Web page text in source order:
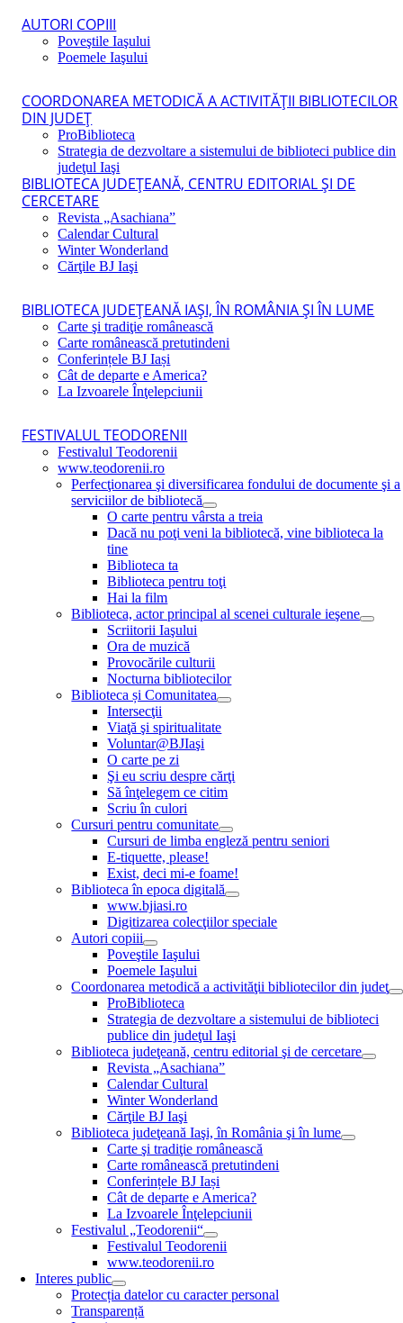
AUTORI COPIII
Poveştile Iaşului
Poemele Iaşului
COORDONAREA METODICĂ A ACTIVITĂŢII BIBLIOTECILOR
DIN JUDEŢ
ProBiblioteca
Strategia de dezvoltare a sistemului de biblioteci publice din
judeţul Iaşi
BIBLIOTECA JUDEŢEANĂ, CENTRU EDITORIAL ŞI DE
CERCETARE
Revista „Asachiana”
Calendar Cultural
Winter Wonderland
Cărţile BJ Iaşi
BIBLIOTECA JUDEŢEANĂ IAŞI, ÎN ROMÂNIA ŞI ÎN LUME
Carte şi tradiţie românească
Carte românească pretutindeni
Conferințele BJ Iași
Cât de departe e America?
La Izvoarele Înţelepciunii
FESTIVALUL TEODORENII
Festivalul Teodorenii
www.teodorenii.ro
Perfecţionarea şi diversificarea fondului de documente şi a
serviciilor de bibliotecă
O carte pentru vârsta a treia
Dacă nu poţi veni la bibliotecă, vine biblioteca la
tine
Biblioteca ta
Biblioteca pentru toţi
Hai la film
Biblioteca, actor principal al scenei culturale ieşene
Scriitorii Iaşului
Ora de muzică
Provocările culturii
Nocturna bibliotecilor
Biblioteca și Comunitatea
Intersecţii
Viaţă şi spiritualitate
Voluntar@BJIaşi
O carte pe zi
Şi eu scriu despre cărţi
Să înţelegem ce citim
Scriu în culori
Cursuri pentru comunitate
Cursuri de limba engleză pentru seniori
E-tiquette, please!
Exist, deci mi-e foame!
Biblioteca în epoca digitală
www.bjiasi.ro
Digitizarea colecţiilor speciale
Autori copiii
Poveştile Iaşului
Poemele Iaşului
Coordonarea metodică a activităţii bibliotecilor din judeţ
ProBiblioteca
Strategia de dezvoltare a sistemului de biblioteci
publice din judeţul Iaşi
Biblioteca judeţeană, centru editorial şi de cercetare
Revista „Asachiana”
Calendar Cultural
Winter Wonderland
Cărţile BJ Iaşi
Biblioteca judeţeană Iaşi, în România şi în lume
Carte şi tradiţie românească
Carte românească pretutindeni
Conferințele BJ Iași
Cât de departe e America?
La Izvoarele Înţelepciunii
Festivalul „Teodorenii“
Festivalul Teodorenii
www.teodorenii.ro
Interes public
Protecția datelor cu caracter personal
Transparență